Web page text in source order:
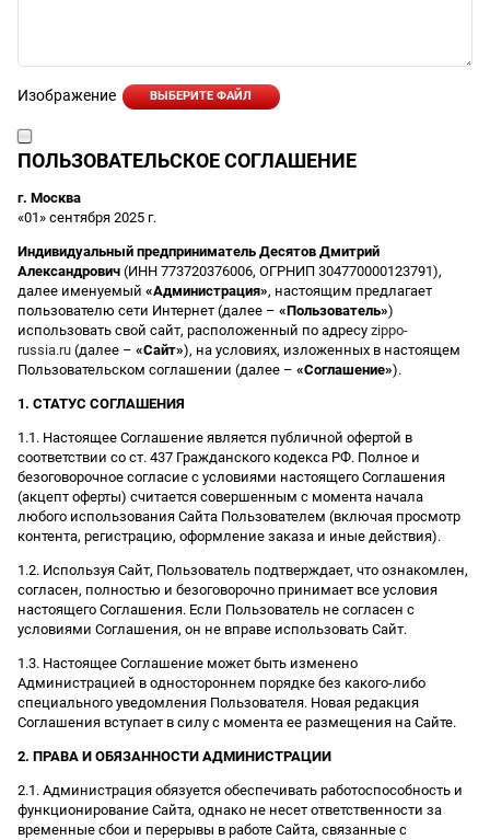
Изображение ВЫБЕРИТЕ ФАЙЛ
ПОЛЬЗОВАТЕЛЬСКОЕ СОГЛАШЕНИЕ
г. Москва
«01» сентября 2025 г.
Индивидуальный предприниматель Десятов Дмитрий
Александрович (ИНН 773720376006, ОГРНИП 304770000123791),
далее именуемый «Администрация», настоящим предлагает
пользователю сети Интернет (далее – «Пользователь»)
использовать свой сайт, расположенный по адресу zippo-
russia.ru (далее – «Сайт»), на условиях, изложенных в настоящем
Пользовательском соглашении (далее – «Соглашение»).
1. СТАТУС СОГЛАШЕНИЯ
1.1. Настоящее Соглашение является публичной офертой в
соответствии со ст. 437 Гражданского кодекса РФ. Полное и
безоговорочное согласие с условиями настоящего Соглашения
(акцепт оферты) считается совершенным с момента начала
любого использования Сайта Пользователем (включая просмотр
контента, регистрацию, оформление заказа и иные действия).
1.2. Используя Сайт, Пользователь подтверждает, что ознакомлен,
согласен, полностью и безоговорочно принимает все условия
настоящего Соглашения. Если Пользователь не согласен с
условиями Соглашения, он не вправе использовать Сайт.
1.3. Настоящее Соглашение может быть изменено
Администрацией в одностороннем порядке без какого-либо
специального уведомления Пользователя. Новая редакция
Соглашения вступает в силу с момента ее размещения на Сайте.
2. ПРАВА И ОБЯЗАННОСТИ АДМИНИСТРАЦИИ
2.1. Администрация обязуется обеспечивать работоспособность и
функционирование Сайта, однако не несет ответственности за
временные сбои и перерывы в работе Сайта, связанные с